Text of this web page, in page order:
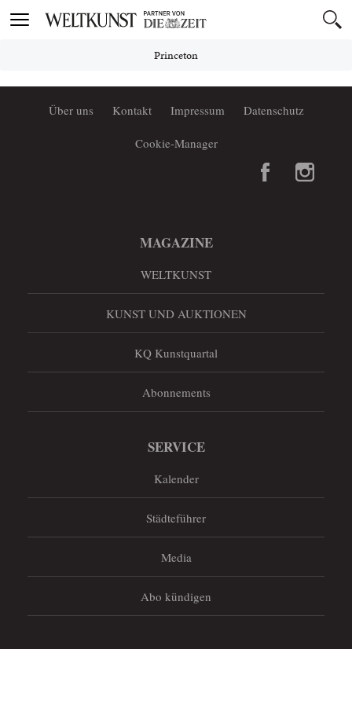
Toggle
Princeton
Über uns Kontakt Impressum Datenschutz
Cookie-Manager
MAGAZINE
WELTKUNST
KUNST UND AUKTIONEN
KQ Kunstquartal
Abonnements
SERVICE
Kalender
Städteführer
Media
Abo kündigen